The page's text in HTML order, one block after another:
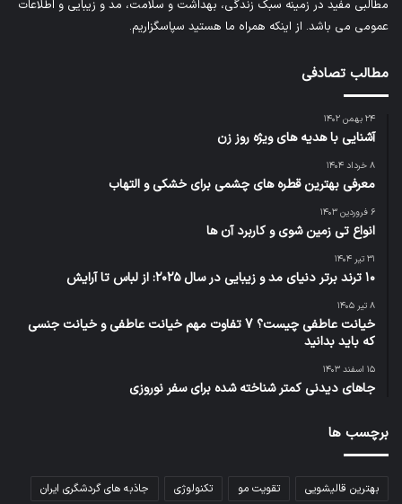
مطالبی مفید در زمینه سبک زندگی، بهداشت و سلامت، مد و زیبایی و اطلاعات
عمومی می باشد. از اینکه همراه ما هستید سپاسگزاریم.
مطالب تصادفی
۲۴ بهمن ۱۴۰۲
آشنایی با هدیه های ویژه روز زن
۸ خرداد ۱۴۰۴
معرفی بهترین قطره های چشمی برای خشکی و التهاب
۶ فروردین ۱۴۰۳
انواع تی زمین شوی و کاربرد آن ها
۳۱ تیر ۱۴۰۴
۱۰ ترند برتر دنیای مد و زیبایی در سال ۲۰۲۵: از لباس تا آرایش
۸ تیر ۱۴۰۵
خیانت عاطفی چیست؟ 7 تفاوت مهم خیانت عاطفی و خیانت جنسی
که باید بدانید
۱۵ اسفند ۱۴۰۳
جاهای دیدنی کمتر شناخته شده برای سفر نوروزی
برچسب ها
بهترین قالیشویی تقویت مو تکنولوژی
جاذبه های گردشگری ایران